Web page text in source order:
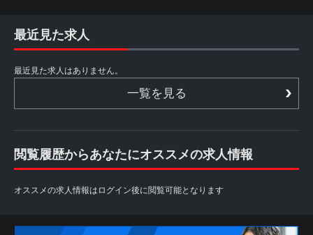
最近見た求人
最近見た求人はありません。
一覧を見る
閲覧履歴からあなたにオススメの求人情報
オススメの求人情報はログイン後に閲覧可能となります